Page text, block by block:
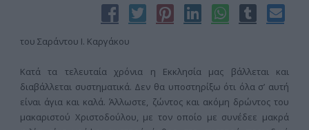
του Σαράντου Ι. Καργάκου
Κατά τα τελευταία χρόνια η Εκκλησία μας βάλλεται και
διαβάλλεται συστηματικά. Δεν θα υποστηρίξω ότι όλα σ’ αυτή
είναι άγια και καλά. Άλλωστε, ζώντος και ακόμη δρώντος του
μακαριστού Χριστοδούλου, με τον οποίο με συνέδεε μακρά